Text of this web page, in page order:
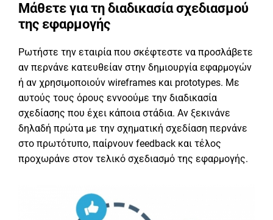
Μάθετε για τη διαδικασία σχεδιασμού
της εφαρμογής
Ρωτήστε την εταιρία που σκέφτεστε να προσλάβετε
αν περνάνε κατευθείαν στην δημιουργία εφαρμογών
ή αν χρησιμοποιούν wireframes και prototypes. Με
αυτούς τους όρους εννοούμε την διαδικασία
σχεδίασης που έχει κάποια στάδια. Αν ξεκινάνε
δηλαδή πρώτα με την σχηματική σχεδίαση περνάνε
στο πρωτότυπο, παίρνουν feedback και τέλος
προχωράνε στον τελικό σχεδιασμό της εφαρμογής.